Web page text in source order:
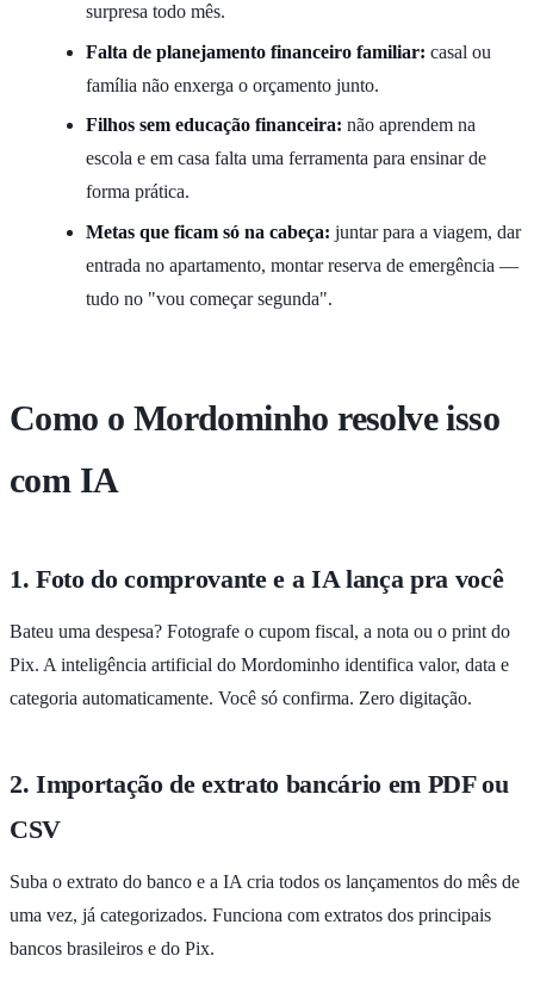
surpresa todo mês.
Falta de planejamento financeiro familiar: casal ou
família não enxerga o orçamento junto.
Filhos sem educação financeira: não aprendem na
escola e em casa falta uma ferramenta para ensinar de
forma prática.
Metas que ficam só na cabeça: juntar para a viagem, dar
entrada no apartamento, montar reserva de emergência —
tudo no "vou começar segunda".
Como o Mordominho resolve isso
com IA
1. Foto do comprovante e a IA lança pra você
Bateu uma despesa? Fotografe o cupom fiscal, a nota ou o print do
Pix. A inteligência artificial do Mordominho identifica valor, data e
categoria automaticamente. Você só confirma. Zero digitação.
2. Importação de extrato bancário em PDF ou
CSV
Suba o extrato do banco e a IA cria todos os lançamentos do mês de
uma vez, já categorizados. Funciona com extratos dos principais
bancos brasileiros e do Pix.